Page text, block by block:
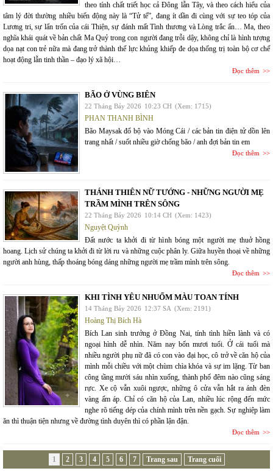
theo tính chất triết học cả Đông lẫn Tây, và theo cách hiểu của
tâm lý đời thường nhiều biến động này là “Tử tế”, đang ít dần đi cùng với sự teo tóp của
Lương tri, sự lẩn trốn của cái Thiện, sự đánh mất Tình thương và Lòng trắc ẩn… Ma, theo
nghĩa khái quát về bản chất Ma Quỷ trong con người đang trỗi dậy, không chỉ là hình tượng
dọa nạt con trẻ nữa mà đang trở thành thế lực khủng khiếp đe dọa thống trị toàn bộ cơ chế
hoạt động lẫn tinh thần – đạo lý xã hội…
Đọc thêm
BÃO Ở VÙNG BIÊN
22 Tháng Bảy 2026 10:23 CH (Xem: 1715)
PHAN THANH BÌNH
Bão Maysak đổ bộ vào Móng Cái / các bản tin điện tử dồn lên
trang nhất / suốt nhiều giờ chống bão / anh đợi bản tin em
Đọc thêm
THÁNH THIÊN NỮ TƯỚNG - NHỮNG NGƯỜI MẸ
TRẦM MÌNH TRÊN SÔNG
22 Tháng Bảy 2026 10:14 CH (Xem: 1423)
Nguyệt Quỳnh
Đất nước ta khởi đi từ hình bóng một người mẹ thuở hồng
hoang. Lịch sử chúng ta khởi đi từ lời ru và những cuộc phân ly. Giữa huyền thoại về những
người anh hùng, thấp thoáng bóng dáng những người mẹ trầm mình trên sông.
Đọc thêm
KHI TÌNH YÊU NHUỐM MÀU TOAN TÍNH
14 Tháng Bảy 2026 12:37 SA (Xem: 2191)
Hoàng Thị Bích Hà
Bích Lan sinh trưởng ở Đồng Nai, tính tình hiền lành và có
ngoại hình dễ nhìn. Năm nay bốn mươi tuổi. Ở cái tuổi mà
nhiều người phụ nữ đã có con vào đại học, cô trở về căn hộ của
mình mỗi chiều với một chùm chìa khóa và sự im lặng. Từ ban
công tầng mười sáu nhìn xuống, thành phố đêm nào cũng sáng
rực. Xe cộ vẫn xuôi ngược, những ô cửa vẫn hắt ra ánh đèn
vàng ấm áp. Chỉ có căn hộ của Lan, nhiều lúc rộng đến mức
nghe rõ tiếng dép của chính mình trên nền gạch. Sự nghiệp làm
ăn thì thuận tiện nhưng về đường tình duyên thì có phần lận đận.
Đọc thêm
1 2 3 4 5 6 7 Trang sau Trang cuối